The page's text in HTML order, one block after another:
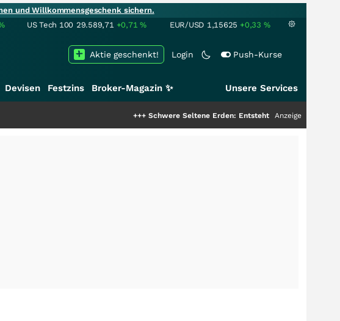
und Willkommensgeschenk sichern.
US Tech 100 29.589,71 +0,71% EUR/USD 1,15625 +0,33 %
Login Push-Kurse
Aktie geschenkt!
Devisen Festzins Broker-Magazin ✨ Unsere Services
Schwere Seltene Erden: Entsteht hier die nächste
Anzeige